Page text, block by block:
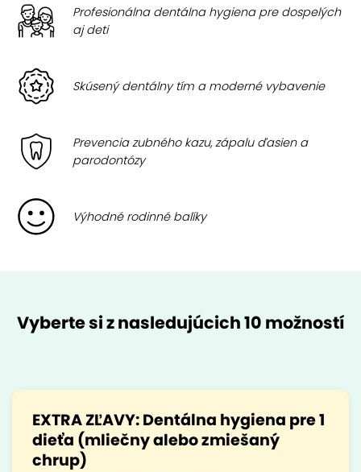
Profesionálna dentálna hygiena pre dospelých
aj deti
Skúsený dentálny tím a moderné vybavenie
Prevencia zubného kazu, zápalu ďasien a
parodontózy
Výhodné rodinné balíky
Vyberte si z nasledujúcich 10 možností
EXTRA ZĽAVY: Dentálna hygiena pre 1
dieťa (mliečny alebo zmiešaný
chrup)